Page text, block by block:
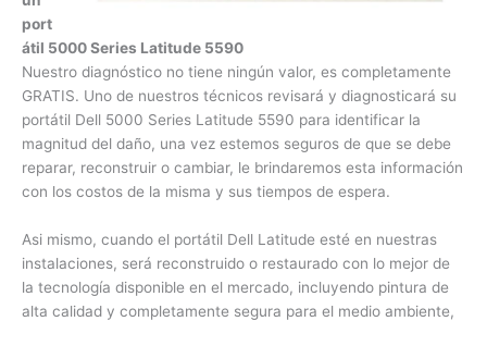
e
la
r
econstrucción de un portátil 5000 Series Latitude 5590
Nuestro diagnóstico no tiene ningún valor, es
completamente GRATIS. Uno de nuestros técnicos revisará
y diagnosticará su portátil Dell 5000 Series Latitude 5590
para identificar la magnitud del daño, una vez estemos
seguros de que se debe reparar, reconstruir o cambiar, le
sus tiempos de espera.
Asi mismo, cuando el portátil Dell Latitude esté en nuestras
instalaciones, será reconstruido o restaurado con lo mejor